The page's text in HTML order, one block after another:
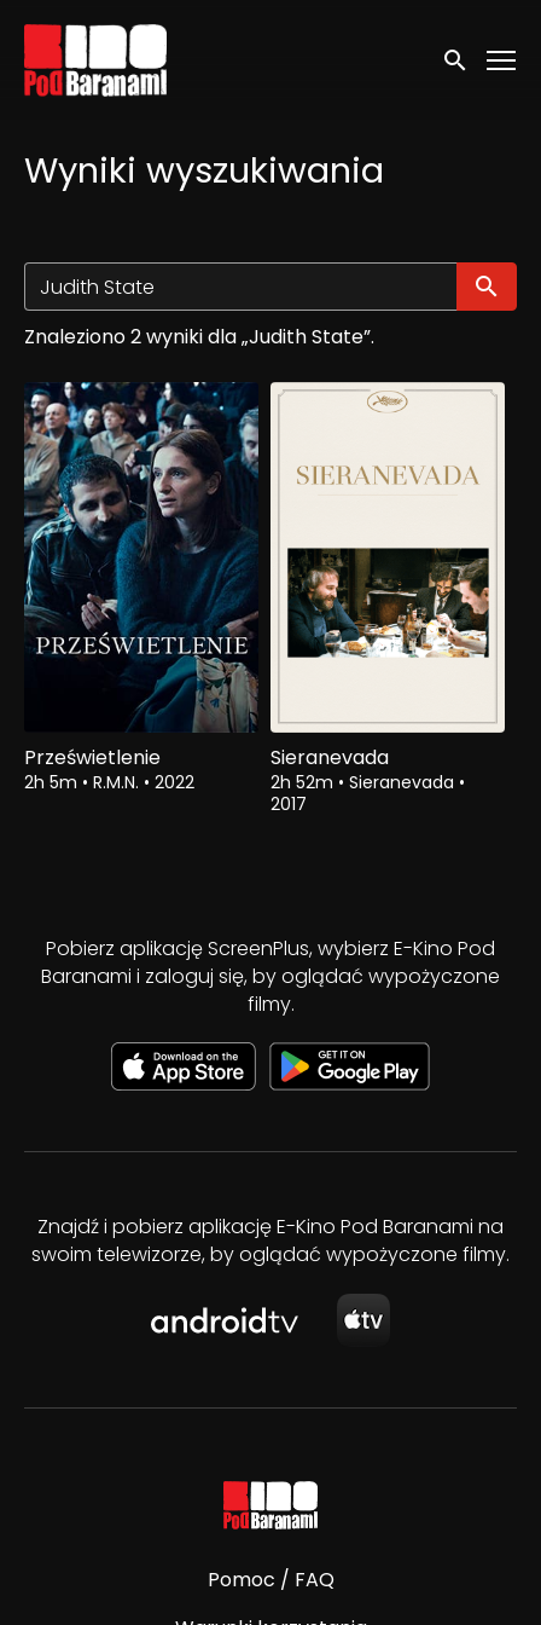
Linki ułatwień dostępu
Wyszukaj
Wyniki wyszukiwania
Znaleziono 2 wyniki dla „Judith State”.
Prześwietlenie
2h 5m • R.M.N. • 2022
Sieranevada
2h 52m • Sieranevada •
2017
Pobierz aplikację ScreenPlus, wybierz E-Kino Pod
Baranami i zaloguj się, by oglądać wypożyczone
filmy.
Znajdź i pobierz aplikację E-Kino Pod Baranami na
swoim telewizorze, by oglądać wypożyczone filmy.
Pomoc / FAQ